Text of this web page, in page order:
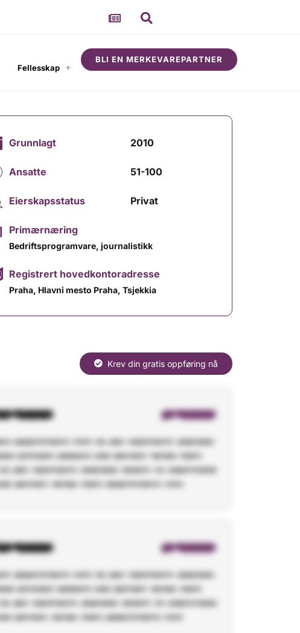
Fellesskap
BLI EN MERKEVAREPARTNER
Grunnlagt 2010
Ansatte 51-100
Eierskapsstatus Privat
Primærnæring
Bedriftsprogramvare, journalistikk
Registrert hovedkontoradresse
Praha, Hlavni mesto Praha, Tsjekkia
Krev din gratis oppføring nå